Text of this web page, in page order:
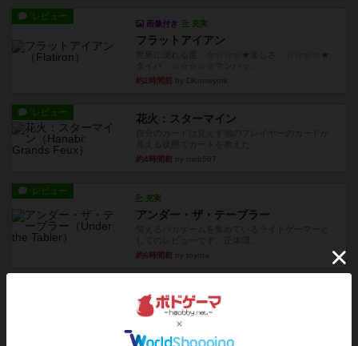
レビュー
画像付き 充実
フラットアイアン
約2時間前
レビュー 花火：スターマイン
約4時間前
レビュー
充実
アンダー・ザ・テーブラー
約6時間前
充実
ワン・トゥ・ファイブ
とにかくお手軽にすき間時間をうめるゲームとし
て重宝するゲームです。いわ...